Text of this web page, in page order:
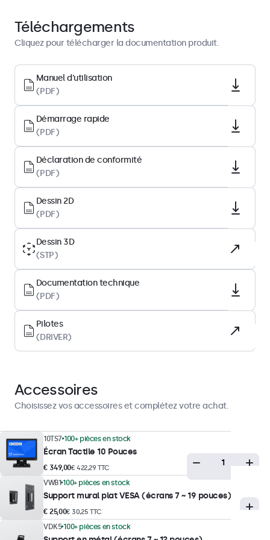
Architecture d’affichage
Format d'image
16:10 (paramètrable en 16:9 et 4:3)
Résolution native
1920 x 1200
Pixels par pouce
224 PPI
Diagonale
10.1 pouces (258 mm)
Type de dalle
IPS-LCD
Rétro-éclairage
LED
Surface
Verre trempé
Orientation prise en charge
Luminosité maximale
Luminosité minimale
1 nit
Contraste
1500:1
Angle de vision
178° horizontal, 178° vertical
Téléchargements
Cliquez pour télécharger la documentation produit.
Manuel d'utilisation
(PDF)
Démarrage rapide
(PDF)
Déclaration de conformité
(PDF)
Dessin 2D
(PDF)
Dessin 3D
(STP)
Documentation technique
(PDF)
Pilotes
(DRIVER)
Accessoires
Choisissez vos accessoires et complétez votre achat.
10TS7 100+ pièces en stock
Écran Tactile 10 Pouces
€ 349,00€ 422,29 TTC
VWB1 100+ pièces en stock
Support mural plat VESA (écrans 7 ~ 19 pouces)
€ 25,00€ 30,25 TTC
VDK5 100+ pièces en stock